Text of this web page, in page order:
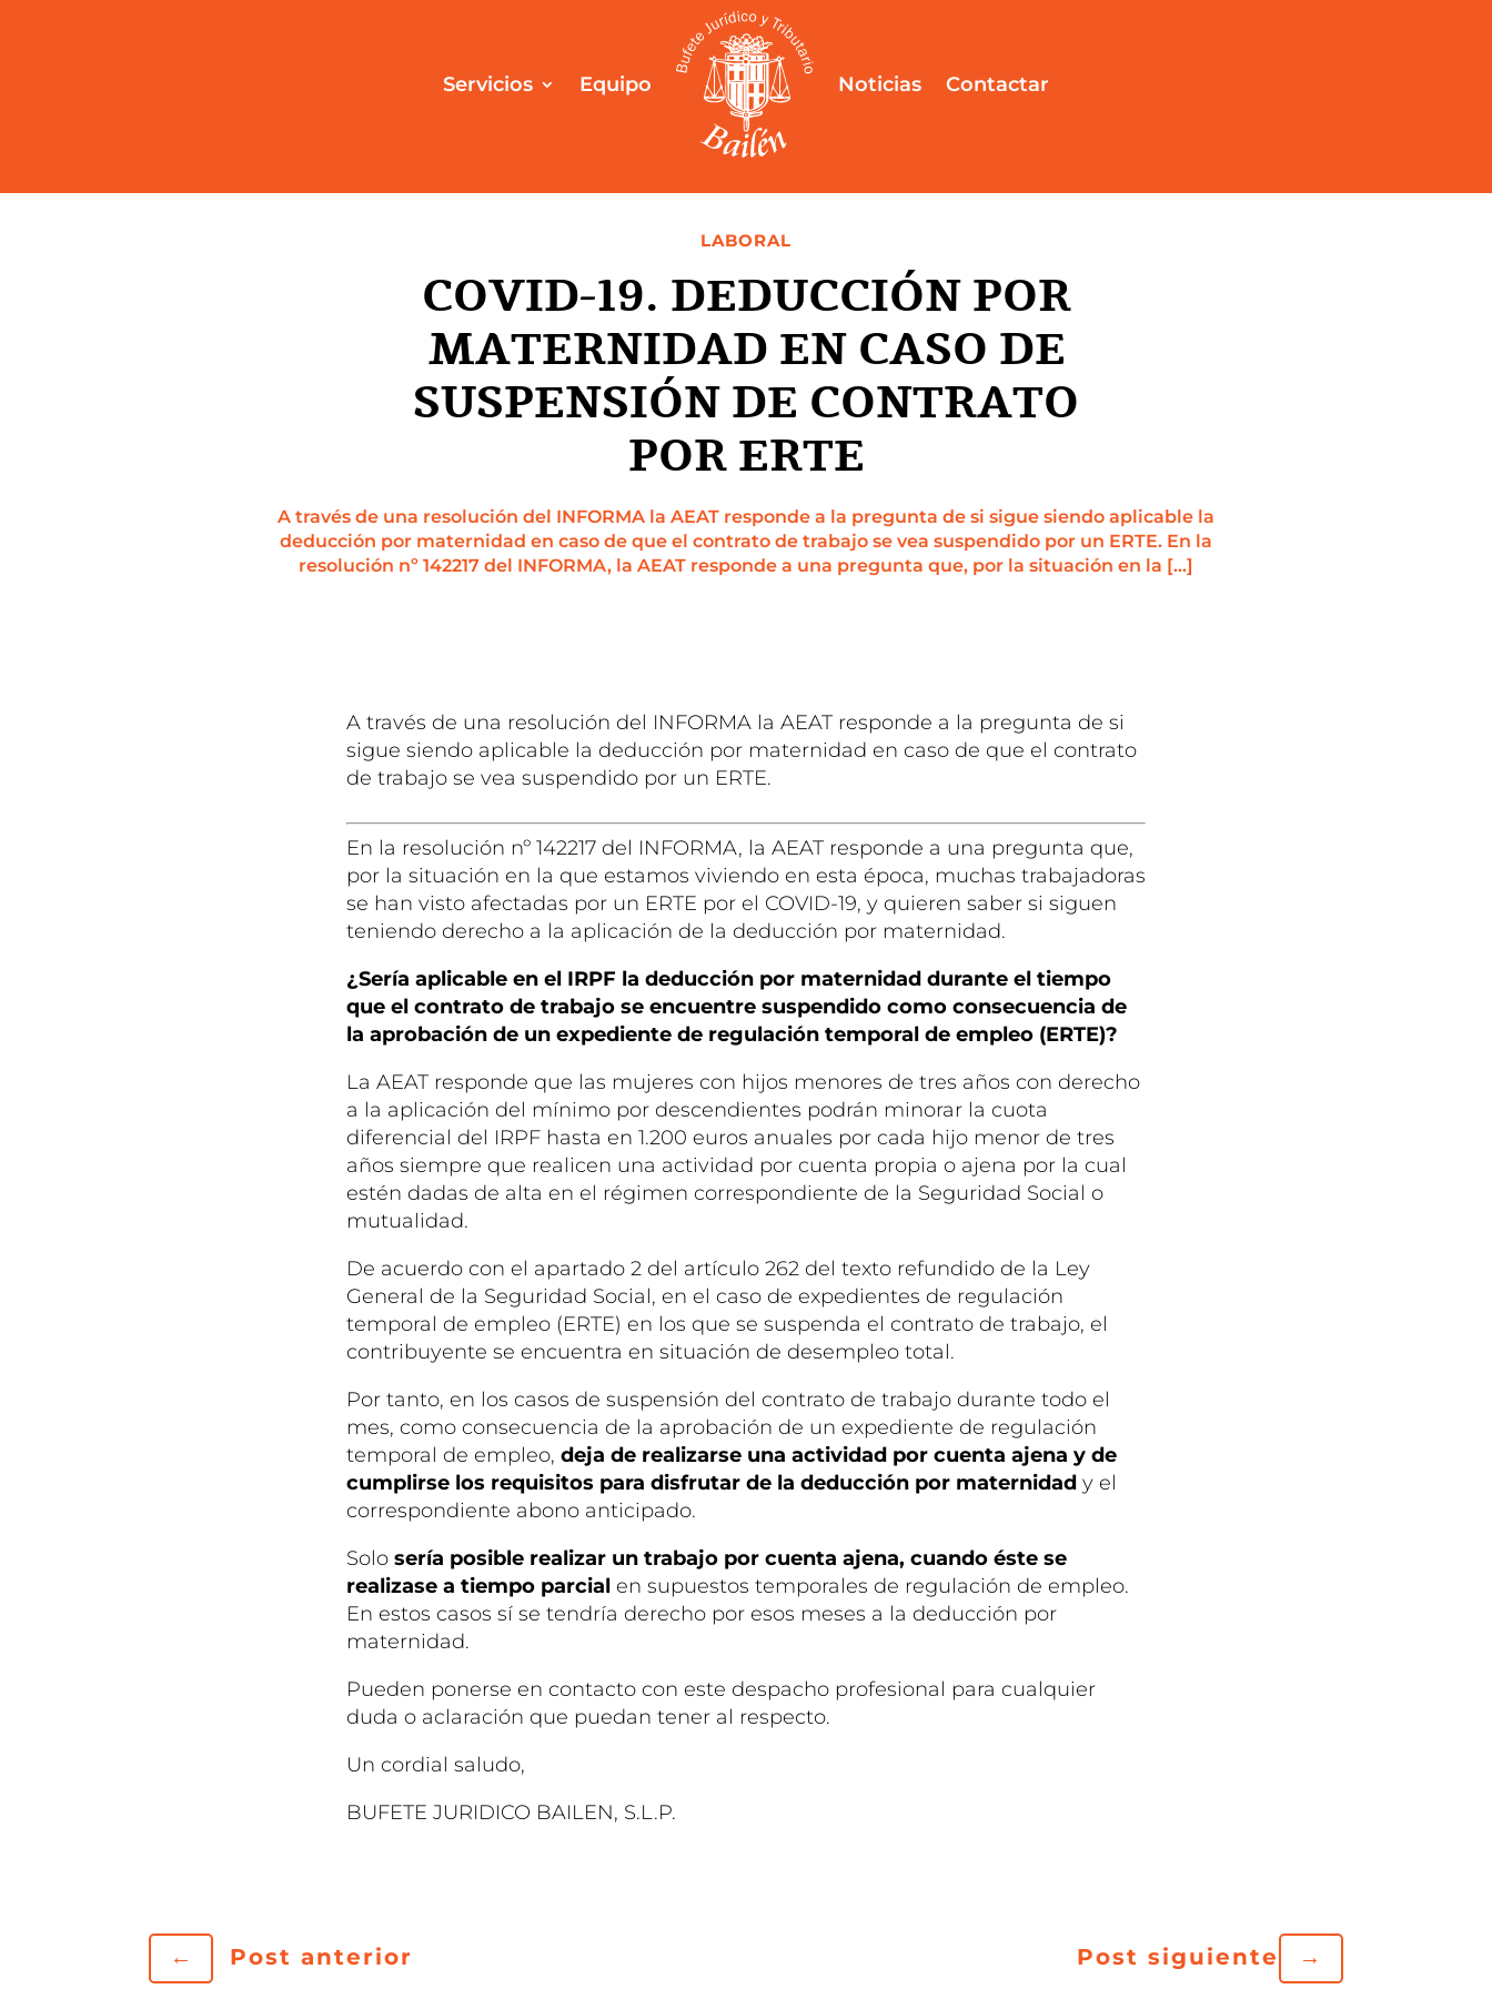
Servicios Equipo Noticias Contactar
LABORAL
COVID-19. DEDUCCIÓN POR
MATERNIDAD EN CASO DE
SUSPENSIÓN DE CONTRATO
POR ERTE
A través de una resolución del INFORMA la AEAT responde a la pregunta de si sigue siendo aplicable la
deducción por maternidad en caso de que el contrato de trabajo se vea suspendido por un ERTE. En la
resolución nº 142217 del INFORMA, la AEAT responde a una pregunta que, por la situación en la […]
A través de una resolución del INFORMA la AEAT responde a la pregunta de si
sigue siendo aplicable la deducción por maternidad en caso de que el contrato
de trabajo se vea suspendido por un ERTE.
En la resolución nº 142217 del INFORMA, la AEAT responde a una pregunta que,
por la situación en la que estamos viviendo en esta época, muchas trabajadoras
se han visto afectadas por un ERTE por el COVID-19, y quieren saber si siguen
teniendo derecho a la aplicación de la deducción por maternidad.
¿Sería aplicable en el IRPF la deducción por maternidad durante el tiempo
que el contrato de trabajo se encuentre suspendido como consecuencia de
la aprobación de un expediente de regulación temporal de empleo (ERTE)?
La AEAT responde que las mujeres con hijos menores de tres años con derecho
a la aplicación del mínimo por descendientes podrán minorar la cuota
diferencial del IRPF hasta en 1.200 euros anuales por cada hijo menor de tres
años siempre que realicen una actividad por cuenta propia o ajena por la cual
estén dadas de alta en el régimen correspondiente de la Seguridad Social o
mutualidad.
De acuerdo con el apartado 2 del artículo 262 del texto refundido de la Ley
General de la Seguridad Social, en el caso de expedientes de regulación
temporal de empleo (ERTE) en los que se suspenda el contrato de trabajo, el
contribuyente se encuentra en situación de desempleo total.
Por tanto, en los casos de suspensión del contrato de trabajo durante todo el
mes, como consecuencia de la aprobación de un expediente de regulación
temporal de empleo, deja de realizarse una actividad por cuenta ajena y de
cumplirse los requisitos para disfrutar de la deducción por maternidad y el
correspondiente abono anticipado.
Solo sería posible realizar un trabajo por cuenta ajena, cuando éste se
realizase a tiempo parcial en supuestos temporales de regulación de empleo.
En estos casos sí se tendría derecho por esos meses a la deducción por
maternidad.
Pueden ponerse en contacto con este despacho profesional para cualquier
duda o aclaración que puedan tener al respecto.
Un cordial saludo,
BUFETE JURIDICO BAILEN, S.L.P.
← Post anterior Post siguiente →